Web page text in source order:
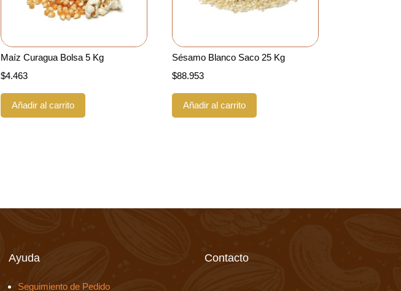
Maíz Curagua Bolsa 5 Kg
$4.463
Añadir al carrito
Sésamo Blanco Saco 25 Kg
$88.953
Añadir al carrito
Ayuda
Seguimiento de Pedido
Contacto